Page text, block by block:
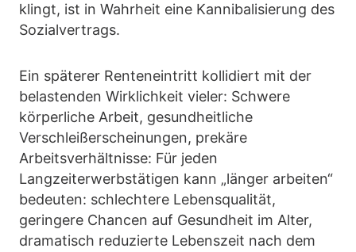
klingt, ist in Wahrheit eine Kannibalisierung des
Sozialvertrags.
Ein späterer Renteneintritt kollidiert mit der
belastenden Wirklichkeit vieler: Schwere
körperliche Arbeit, gesundheitliche
Verschleißerscheinungen, prekäre
Arbeitsverhältnisse: Für jeden
Langzeiterwerbstätigen kann „länger arbeiten“
bedeuten: schlechtere Lebensqualität,
geringere Chancen auf Gesundheit im Alter,
dramatisch reduzierte Lebenszeit nach dem